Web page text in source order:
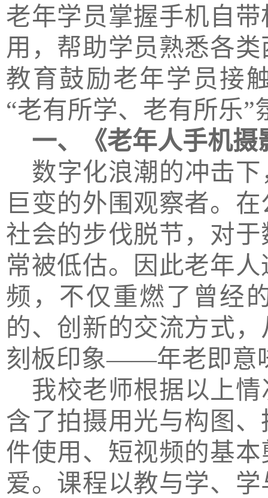
老年学员掌握手机自
用，帮助学员熟悉各
教育鼓励老年学员接
“老有所学、老有所乐”
一、
《老年人手机
数字化浪潮的冲击
巨变的外围观察者。
社会的步伐脱节，对
常被低估。因此老年
频，不仅重燃了曾经
的、创新的交流方式
刻板印象——年老即意
我校老师根据以上
含了拍摄用光与构图
件使用、短视频的基
爱。 课程以教与学、